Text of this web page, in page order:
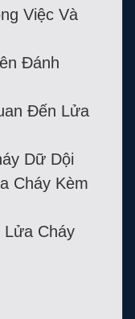
Việc Và
Đánh
Đến Lửa
Dữ Dội
Cháy Kèm
Lửa Cháy